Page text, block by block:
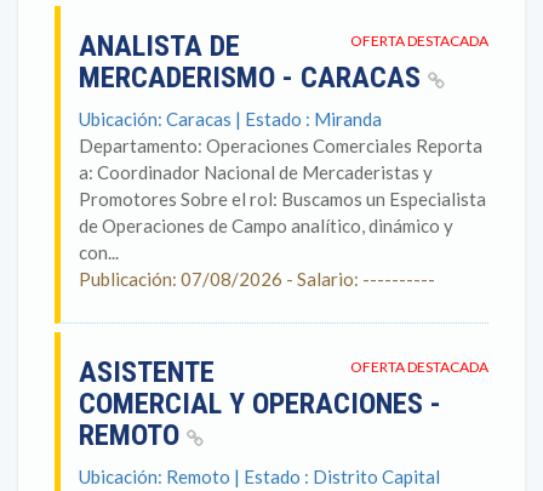
OFERTA DESTACADA
ANALISTA DE
MERCADERISMO - CARACAS
Ubicación: Caracas | Estado : Miranda
Departamento: Operaciones Comerciales Reporta
a: Coordinador Nacional de Mercaderistas y
Promotores Sobre el rol: Buscamos un Especialista
de Operaciones de Campo analítico, dinámico y
con...
Publicación: 07/08/2026 - Salario: ----------
OFERTA DESTACADA
ASISTENTE
COMERCIAL Y OPERACIONES -
REMOTO
Ubicación: Remoto | Estado : Distrito Capital